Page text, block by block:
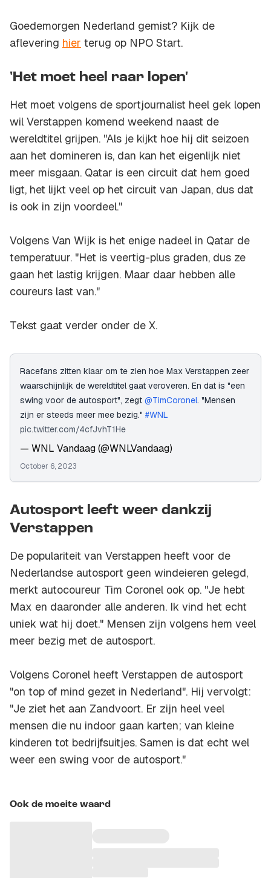
Goedemorgen Nederland gemist? Kijk de
aflevering hier terug op NPO Start.
'Het moet heel raar lopen'
Het moet volgens de sportjournalist heel gek lopen
wil Verstappen komend weekend naast de
wereldtitel grijpen. "Als je kijkt hoe hij dit seizoen
aan het domineren is, dan kan het eigenlijk niet
meer misgaan. Qatar is een circuit dat hem goed
ligt, het lijkt veel op het circuit van Japan, dus dat
is ook in zijn voordeel."
Volgens Van Wijk is het enige nadeel in Qatar de
temperatuur. "Het is veertig-plus graden, dus ze
gaan het lastig krijgen. Maar daar hebben alle
coureurs last van."
Tekst gaat verder onder de X.
Racefans zitten klaar om te zien hoe Max Verstappen zeer
waarschijnlijk de wereldtitel gaat veroveren. En dat is "een
swing voor de autosport", zegt @TimCoronel. "Mensen
zijn er steeds meer mee bezig." #WNL
pic.twitter.com/4cfJvhT1He
— WNL Vandaag (@WNLVandaag)
October 6, 2023
Autosport leeft weer dankzij
Verstappen
De populariteit van Verstappen heeft voor de
Nederlandse autosport geen windeieren gelegd,
merkt autocoureur Tim Coronel ook op. "Je hebt
Max en daaronder alle anderen. Ik vind het echt
uniek wat hij doet." Mensen zijn volgens hem veel
meer bezig met de autosport.
Volgens Coronel heeft Verstappen de autosport
"on top of mind gezet in Nederland". Hij vervolgt:
"Je ziet het aan Zandvoort. Er zijn heel veel
mensen die nu indoor gaan karten; van kleine
kinderen tot bedrijfsuitjes. Samen is dat echt wel
weer een swing voor de autosport."
Ook de moeite waard